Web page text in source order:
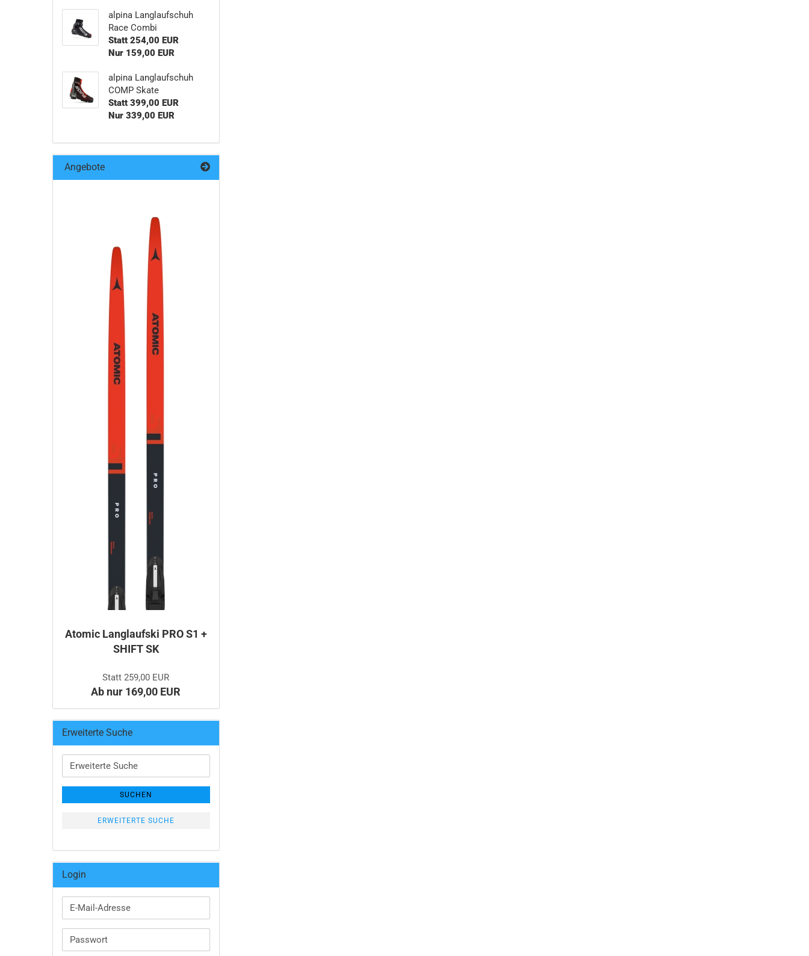
alpina Langlaufschuh
Race Combi
Statt 254,00 EUR
Nur 159,00 EUR
alpina Langlaufschuh
COMP Skate
Statt 399,00 EUR
Nur 339,00 EUR
Angebote
Atomic Langlaufski PRO S1 +
SHIFT SK
Statt 259,00 EUR
Ab nur 169,00 EUR
Erweiterte Suche
Erweiterte
Suche
SUCHEN
ERWEITERTE SUCHE
Login
E-
Mail-
Passwort